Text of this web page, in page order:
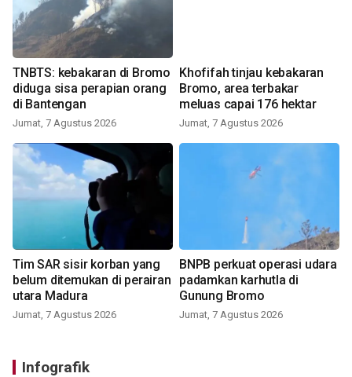
TNBTS: kebakaran di Bromo
diduga sisa perapian orang
di Bantengan
Jumat, 7 Agustus 2026
Khofifah tinjau kebakaran
Bromo, area terbakar
meluas capai 176 hektar
Jumat, 7 Agustus 2026
Tim SAR sisir korban yang
belum ditemukan di perairan
utara Madura
Jumat, 7 Agustus 2026
BNPB perkuat operasi udara
padamkan karhutla di
Gunung Bromo
Jumat, 7 Agustus 2026
Infografik